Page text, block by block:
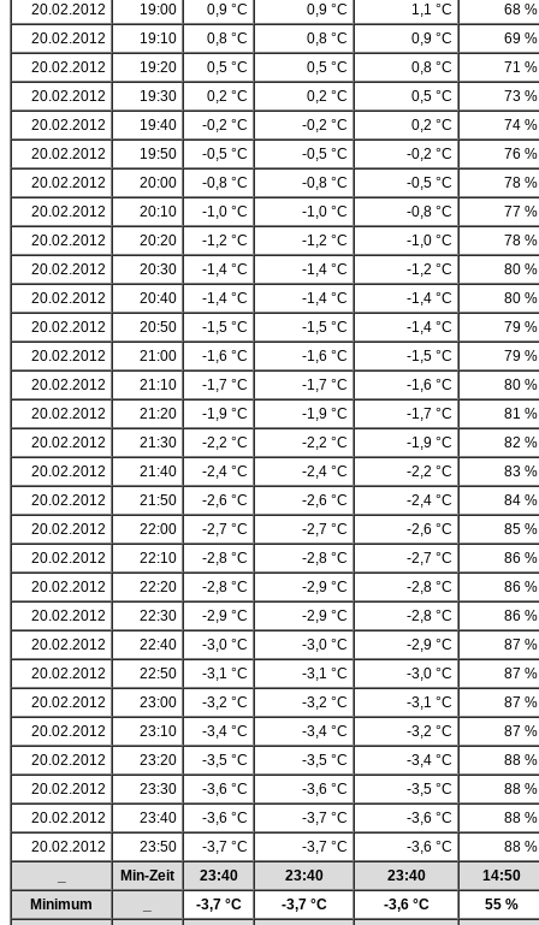
20.02.2012
19:00 0,9 °C 0,9 °C 1,1 °C
68 %
20.02.2012
19:10 0,8 °C 0,8 °C 0,9 °C
69 %
20.02.2012
19:20 0,5 °C 0,5 °C 0,8 °C
71 %
20.02.2012
19:30 0,2 °C 0,2 °C 0,5 °C
73 %
20.02.2012
19:40 -0,2 °C -0,2 °C 0,2 °C
74 %
20.02.2012
19:50 -0,5 °C -0,5 °C -0,2 °C
76 %
20.02.2012
20:00 -0,8 °C -0,8 °C -0,5 °C
78 %
20.02.2012
20:10 -1,0 °C -1,0 °C -0,8 °C
77 %
20.02.2012
20:20 -1,2 °C -1,2 °C -1,0 °C
78 %
20.02.2012
20:30 -1,4 °C -1,4 °C -1,2 °C
80 %
20.02.2012
20:40 -1,4 °C -1,4 °C -1,4 °C
80 %
20.02.2012
20:50 -1,5 °C -1,5 °C -1,4 °C
79 %
20.02.2012
21:00 -1,6 °C -1,6 °C -1,5 °C
79 %
20.02.2012
21:10 -1,7 °C -1,7 °C -1,6 °C
80 %
20.02.2012
21:20 -1,9 °C -1,9 °C -1,7 °C
81 %
20.02.2012
21:30 -2,2 °C -2,2 °C -1,9 °C
82 %
20.02.2012
21:40 -2,4 °C -2,4 °C -2,2 °C
83 %
20.02.2012
21:50 -2,6 °C -2,6 °C -2,4 °C
84 %
20.02.2012
22:00 -2,7 °C -2,7 °C -2,6 °C
85 %
20.02.2012
22:10 -2,8 °C -2,8 °C -2,7 °C
86 %
20.02.2012
22:20 -2,8 °C -2,9 °C -2,8 °C
86 %
20.02.2012
22:30 -2,9 °C -2,9 °C -2,8 °C
86 %
20.02.2012
22:40 -3,0 °C -3,0 °C -2,9 °C
87 %
20.02.2012
22:50 -3,1 °C -3,1 °C -3,0 °C
87 %
20.02.2012
23:00 -3,2 °C -3,2 °C -3,1 °C
87 %
20.02.2012
23:10 -3,4 °C -3,4 °C -3,2 °C
87 %
20.02.2012
23:20 -3,5 °C -3,5 °C -3,4 °C
88 %
20.02.2012
23:30 -3,6 °C -3,6 °C -3,5 °C
88 %
20.02.2012
23:40 -3,6 °C -3,7 °C -3,6 °C
88 %
20.02.2012
23:50 -3,7 °C -3,7 °C -3,6 °C
88 %
Min-Zeit 23:40 23:40 23:40
14:50
Minimum
-3,7 °C -3,7 °C -3,6 °C 55 %